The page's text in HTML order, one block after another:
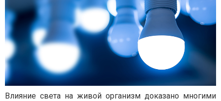
Влияние света на живой организм доказано многими